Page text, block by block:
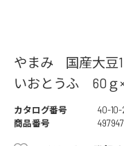
やまみ 国産大豆
いおとうふ 60ｇ
カタログ番号
40-
商品番号